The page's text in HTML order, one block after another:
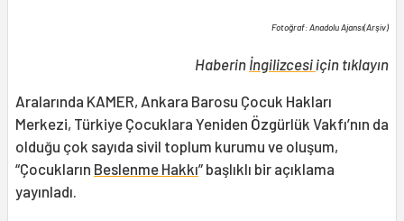
Fotoğraf: Anadolu Ajansı(Arşiv)
Haberin İngilizcesiiçin tıklayın
Aralarında KAMER, Ankara Barosu Çocuk Hakları
Merkezi, Türkiye Çocuklara Yeniden Özgürlük Vakfı’nın da
olduğu çok sayıda sivil toplum kurumu ve oluşum,
“Çocukların Beslenme Hakkı” başlıklı bir açıklama
yayınladı.